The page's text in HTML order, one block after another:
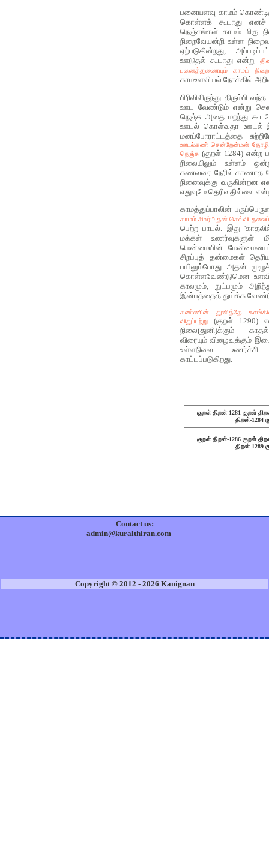
பனையளவு காமம்
கொள்ளக் கூடாது எனச்
நெஞ்சங்கள் காமம் மிகு
நிறைவேயன்றி உள்ள
ஏற்படுகின்றது,
ஊடுதல் கூடாது என்று
பனைத்துணையும் காமம்
காமஉளவியல் நோக்கில்
பிரிவிலிருந்து திரும்பி
ஊட வேண்டும் என்று
நெஞ்சு அதை மறந்து
ஊடல் கொள்வதா ஊடல்
மனப்போராட்டத்தை
ஊடல்கண் சென்றேன்மன் தோழி
நெஞ்சு (குறள் 1284)
நிலையிலும் உள்ளம்
கணவரை நேரில் காணாத
நினைவுக்கு வருகின்றன
எதுவுமே தெரிவதில்லை
காமத்துப்பாலின்
காமம் சிலர்அதன் செவ்வி
பெற்ற பாடல். இது
மக்கள் உணர்வுகளுள்
மென்மையின்
சிறப்புத் தன்மைகள்
பயிலும்போது அதன்
கொள்ளவேண்டுமென
காலமும், நுட்பமும்
இன்பத்தைத் துய்க்க
கண்ணின் துனித்தே
விதுப்புற்று
(குறள் 1290)
நிலை(துனி)க்கும்
விரையும் விழைவுக்கும்
உள்ளநிலை உணர்ச்சி
காட்டப்படுகிறது.
குறள் திறன்-1281 குறள்
திறன்-1284
குறள் திறன்-1286 குறள்
திறன்-1289
Contact us:
admin@kuralthiran.com
Copyright © 2012 - 2026 Kanignan